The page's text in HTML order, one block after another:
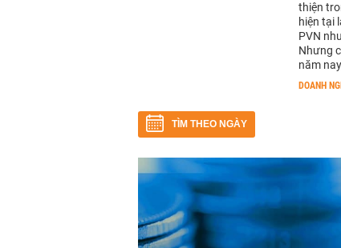
thiện
hiện tại
PVN
Nhưng
năm
DOANH
TÌM THEO NGÀY